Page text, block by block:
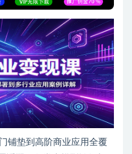
铺垫到高阶商业应用全覆